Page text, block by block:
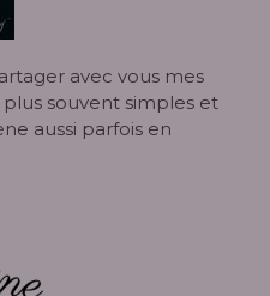
avec vous mes
souvent simples et
aussi parfois en